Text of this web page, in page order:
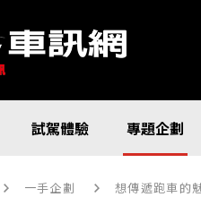
試駕體驗 專題企劃
一手企劃 想傳遞跑車的